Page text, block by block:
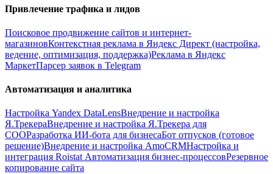
Привлечение трафика и лидов
Поисковое продвижение сайтов и интернет-
магазиновКонтекстная реклама в Яндекс Директ (настройка,
ведение, оптимизация, поддержка)Реклама в Яндекс
МаркетПарсер заявок в Telegram
Автоматизация и аналитика
Настройка Yandex DataLensВнедрение и настройка
Я.ТрекераВнедрение и настройка Я.Трекера для
СООРазработка ИИ-бота для бизнесаБот отпусков (готовое
решение)Внедрение и настройка AmoCRMНастройка и
интеграция RoistatАвтоматизация бизнес-процессовРезервное
копирование сайта